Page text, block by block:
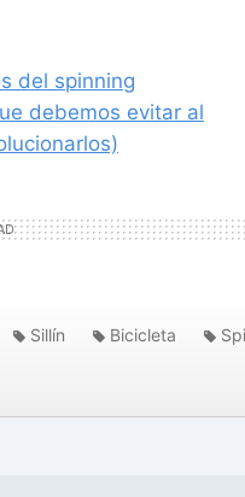
del spinning
debemos evitar al
Sillín Bicicleta